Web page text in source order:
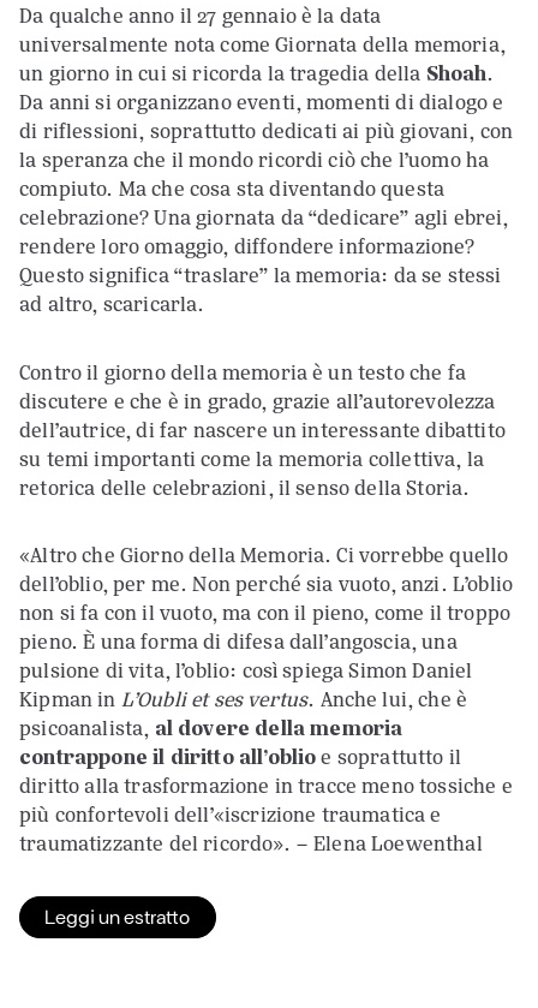
Da qualche anno il 27 gennaio è la data
universalmente nota come Giornata della memoria,
un giorno in cui si ricorda la tragedia della Shoah.
Da anni si organizzano eventi, momenti di dialogo e
di riflessioni, soprattutto dedicati ai più giovani, con
la speranza che il mondo ricordi ciò che l’uomo ha
compiuto. Ma che cosa sta diventando questa
celebrazione? Una giornata da “dedicare” agli ebrei,
rendere loro omaggio, diffondere informazione?
Questo significa “traslare” la memoria: da se stessi
ad altro, scaricarla.
Contro il giorno della memoria è un testo che fa
discutere e che è in grado, grazie all’autorevolezza
dell’autrice, di far nascere un interessante dibattito
su temi importanti come la memoria collettiva, la
retorica delle celebrazioni, il senso della Storia.
«Altro che Giorno della Memoria. Ci vorrebbe quello
dell’oblio, per me. Non perché sia vuoto, anzi. L’oblio
non si fa con il vuoto, ma con il pieno, come il troppo
pieno. È una forma di difesa dall’angoscia, una
pulsione di vita, l’oblio: così spiega Simon Daniel
Kipman in L’Oubli et ses vertus. Anche lui, che è
psicoanalista, al dovere della memoria
contrappone il diritto all’oblioe soprattutto il
diritto alla trasformazione in tracce meno tossiche e
più confortevoli dell’«iscrizione traumatica e
traumatizzante del ricordo». – Elena Loewenthal
Leggi un estratto